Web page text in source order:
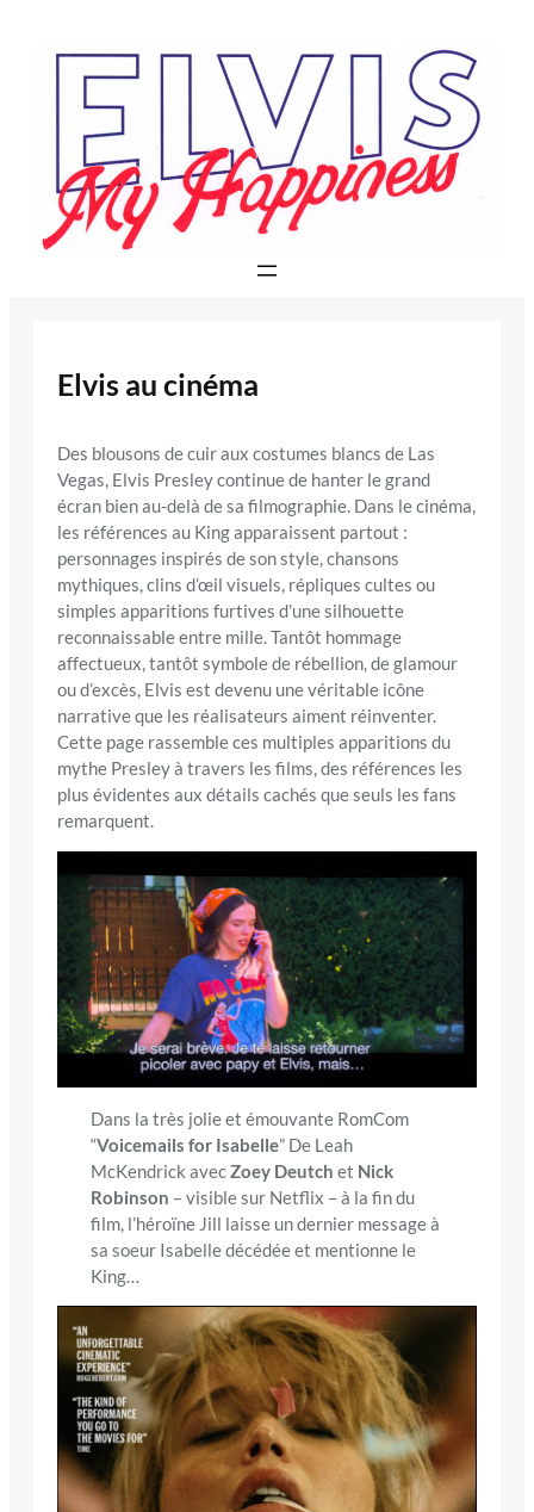
Elvis au cinéma
Des blousons de cuir aux costumes blancs de Las
Vegas, Elvis Presley continue de hanter le grand
écran bien au-delà de sa filmographie. Dans le cinéma,
les références au King apparaissent partout :
personnages inspirés de son style, chansons
mythiques, clins d’œil visuels, répliques cultes ou
simples apparitions furtives d’une silhouette
reconnaissable entre mille. Tantôt hommage
affectueux, tantôt symbole de rébellion, de glamour
ou d’excès, Elvis est devenu une véritable icône
narrative que les réalisateurs aiment réinventer.
Cette page rassemble ces multiples apparitions du
mythe Presley à travers les films, des références les
plus évidentes aux détails cachés que seuls les fans
remarquent.
Dans la très jolie et émouvante RomCom
“Voicemails for Isabelle” De Leah
McKendrick avecZoey Deutch et Nick
Robinson – visible sur Netflix – à la fin du
film, l’héroïne Jill laisse un dernier message à
sa soeur Isabelle décédée et mentionne le
King…